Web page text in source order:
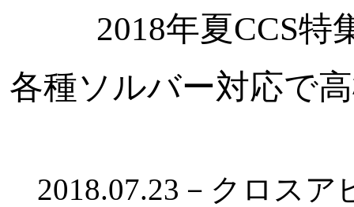
2018年夏CCS
各種ソルバー対応で
2018.07.23－クロスア